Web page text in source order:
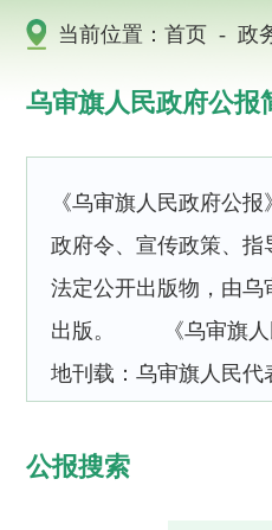
当前位置： 首页 - 政
乌审旗人民政府公报
《乌审旗人民政府公
政府令、宣传政策、
法定公开出版物，由
出版。 《乌审旗人
地刊载：乌审旗人民代
公报搜索